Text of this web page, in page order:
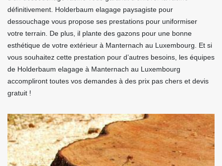
définitivement. Holderbaum elagage paysagiste pour
dessouchage vous propose ses prestations pour uniformiser
votre terrain. De plus, il plante des gazons pour une bonne
esthétique de votre extérieur à Manternach au Luxembourg. Et si
vous souhaitez cette prestation pour d’autres besoins, les équipes
de Holderbaum elagage à Manternach au Luxembourg
accompliront toutes vos demandes à des prix pas chers et devis
gratuit !